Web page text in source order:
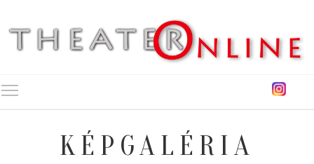
KÉPGALÉRIA